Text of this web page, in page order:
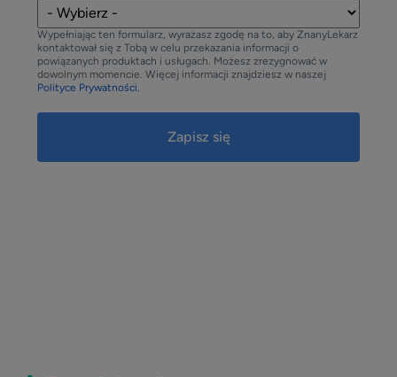
Wypełniając ten formularz, wyrażasz zgodę na to, aby ZnanyLekarz
kontaktował się z Tobą w celu przekazania informacji o
powiązanych produktach i usługach. Możesz zrezygnować w
dowolnym momencie. Więcej informacji znajdziesz w naszej
Polityce Prywatności.